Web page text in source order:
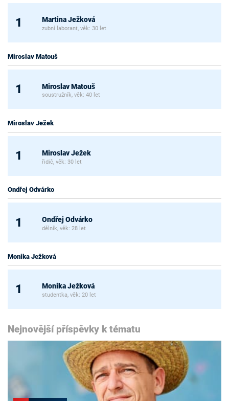
1 Martina Ježková
zubní laborant, věk: 30 let
Miroslav Matouš
1 Miroslav Matouš
soustružník, věk: 40 let
Miroslav Ježek
1 Miroslav Ježek
řidič, věk: 30 let
Ondřej Odvárko
1 Ondřej Odvárko
dělník, věk: 28 let
Monika Ježková
1 Monika Ježková
studentka, věk: 20 let
Nejnovější příspěvky k tématu